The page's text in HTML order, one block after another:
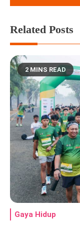
Related Posts
2 MINS READ
Gaya Hidup